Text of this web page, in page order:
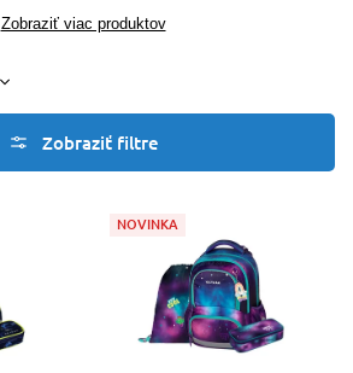
Zobraziť viac produktov
NOVINKA